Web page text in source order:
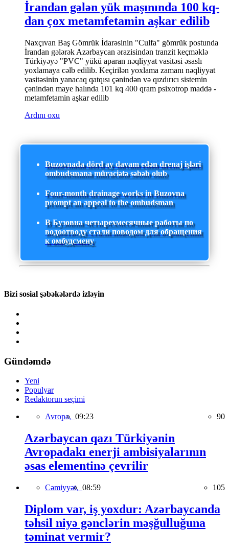
İrandan gələn yük maşınında 100 kq-
dan çox metamfetamin aşkar edilib
Naxçıvan Baş Gömrük İdarəsinin "Culfa" gömrük postunda
İrandan gələrək Azərbaycan ərazisindən tranzit keçməklə
Türkiyəyə "PVC" yükü aparan nəqliyyat vasitəsi əsaslı
yoxlamaya cəlb edilib. Keçirilən yoxlama zamanı nəqliyyat
vasitəsinin yanacaq qatqısı çənindən və qızdırıcı sistemin
çənindən maye halında 101 kq 400 qram psixotrop maddə -
metamfetamin aşkar edilib
Ardını oxu
Buzovnada dörd ay davam edən drenaj işləri
ombudsmana müraciətə səbəb olub
Four-month drainage works in Buzovna
prompt an appeal to the ombudsman
В Бузовна четырехмесячные работы по
водоотводу стали поводом для обращения
к омбудсмену
Bizi sosial şəbəkələrdə izləyin
Gündəmdə
Yeni
Populyar
Redaktorun seçimi
Avropa, 09:23 90
Azərbaycan qazı Türkiyənin
Avropadakı enerji ambisiyalarının
əsas elementinə çevrilir
Cəmiyyət, 08:59 105
Diplom var, iş yoxdur: Azərbaycanda
təhsil niyə gənclərin məşğulluğuna
təminat vermir?